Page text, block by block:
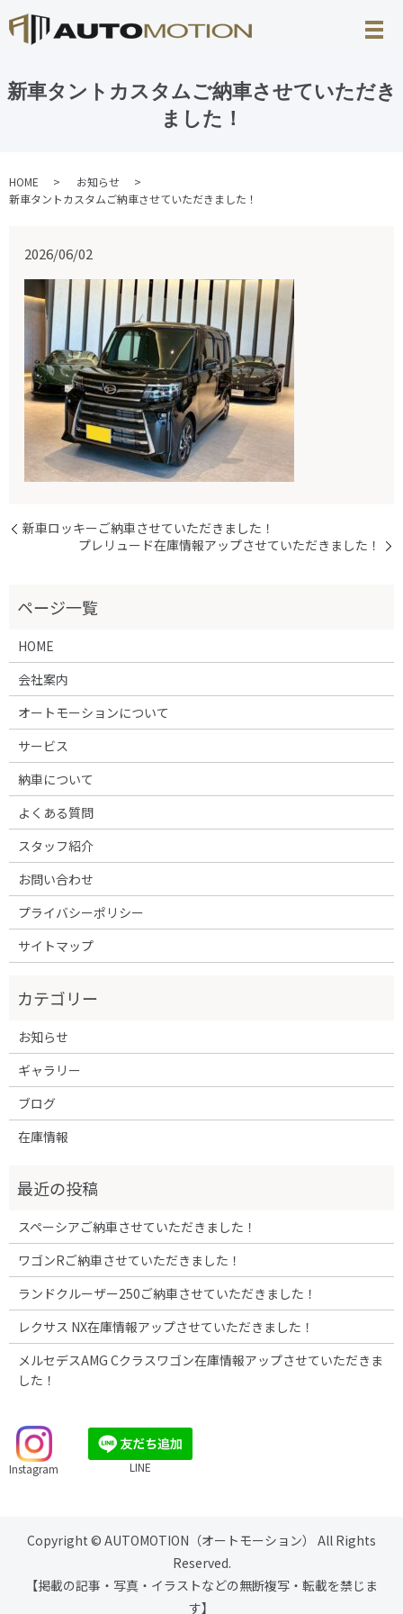
新車タントカスタムご納車させていただき
ました！
HOME
お知らせ
新車タントカスタムご納車させていただきました！
2026/06/02
新車ロッキーご納車させていただきました！
プレリュード在庫情報アップさせていただきました！
HOME
会社案内
オートモーションについて
サービス
納車について
よくある質問
スタッフ紹介
お問い合わせ
プライバシーポリシー
サイトマップ
お知らせ
ギャラリー
ブログ
在庫情報
スペーシアご納車させていただきました！
ワゴンRご納車させていただきました！
ランドクルーザー250ご納車させていただきました！
レクサス NX在庫情報アップさせていただきました！
メルセデスAMG Cクラスワゴン在庫情報アップさせていただきま
した！
Instagram LINE
Copyright © AUTOMOTION（オートモーション） All Rights
Reserved.
【掲載の記事・写真・イラストなどの無断複写・転載を禁じま
す】